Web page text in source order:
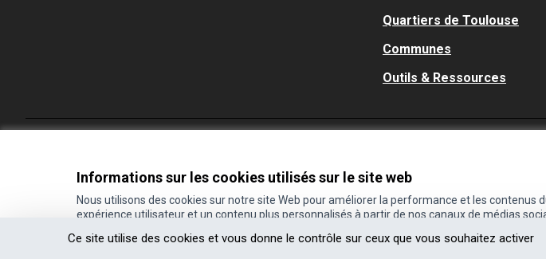
Ce site utilise des cookies et vous donne le contrôle sur ceux que vous souhaitez activer
Informations sur les cookies utilisés sur le site web
Nous utilisons des cookies sur notre site Web pour améliorer la performance et les contenus
expérience utilisateur et un contenu plus personnalisés à partir de nos canaux de médias
Quartiers de Toulouse
Communes
Outils & Ressources
(Lien externe)
Site réalisé grâce aulogiciel libre Decidim
(Lien externe)
.